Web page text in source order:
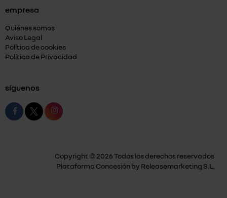
empresa
Quiénes somos
Aviso Legal
Política de cookies
Política de Privacidad
síguenos
Copyright © 2026 Todos los derechos reservados
Plataforma Concesión by Releasemarketing S.L.